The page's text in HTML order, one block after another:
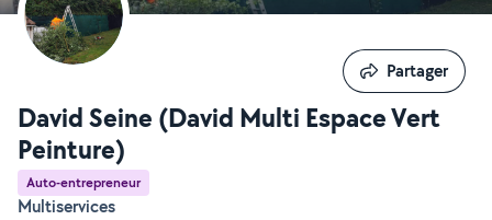
David Seine (David Multi Espace Vert
Peinture)
Auto-entrepreneur
Multiservices
Partager
Partager